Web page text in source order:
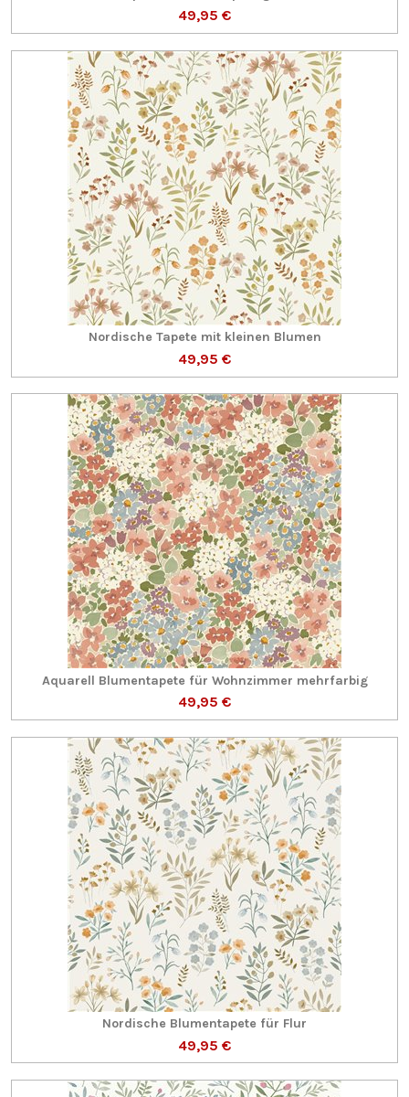
49,95 €
Nordische Tapete mit kleinen Blumen
49,95 €
Aquarell Blumentapete für Wohnzimmer mehrfarbig
49,95 €
Nordische Blumentapete für Flur
49,95 €